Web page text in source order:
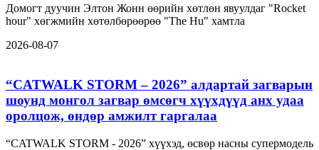
Домогт дуучин Элтон Жонн өөрийн хөтлөн явуулдаг "Rocket
hour" хөгжмийн хөтөлбөрөөрөө "The Hu" хамтла
2026-08-07
“CATWALK STORM – 2026” алдартай загварын
шоунд монгол загвар өмсөгч хүүхдүүд анх удаа
оролцож, өндөр амжилт гаргалаа
“CATWALK STORM - 2026” хүүхэд, өсвөр насны супермодель